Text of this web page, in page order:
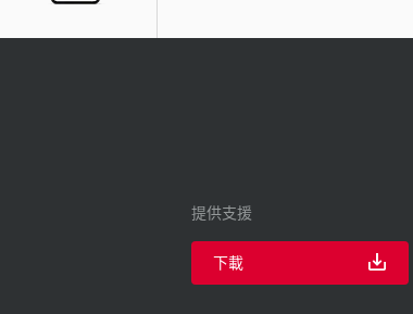
提供支援
下載